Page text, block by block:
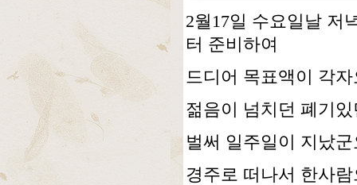
2월17일 수요일날 저
터 준비하여
드디어 목표액이 각
젊음이 넘치던 폐기
벌써 일주일이 지났
경주로 떠나서 한사